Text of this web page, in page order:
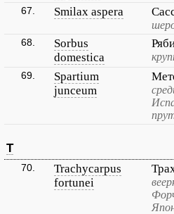
67. Smilax aspera
68.
Sorbus
domestica
69.
Spartium
junceum
T
70.
Trachycarpus
fortunei